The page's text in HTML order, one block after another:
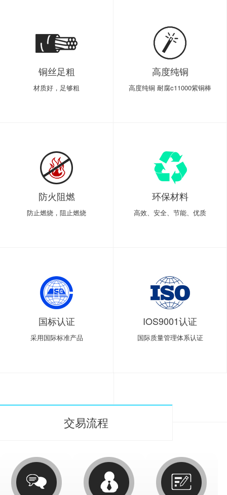
铜丝足粗
材质好，足够粗
高度纯铜
高度纯铜 耐腐c11000紫铜棒
防火阻燃
防止燃烧，阻止燃烧
环保材料
高效、安全、节能、优质
国标认证
采用国际标准产品
IOS9001认证
国际质量管理体系认证
交易流程